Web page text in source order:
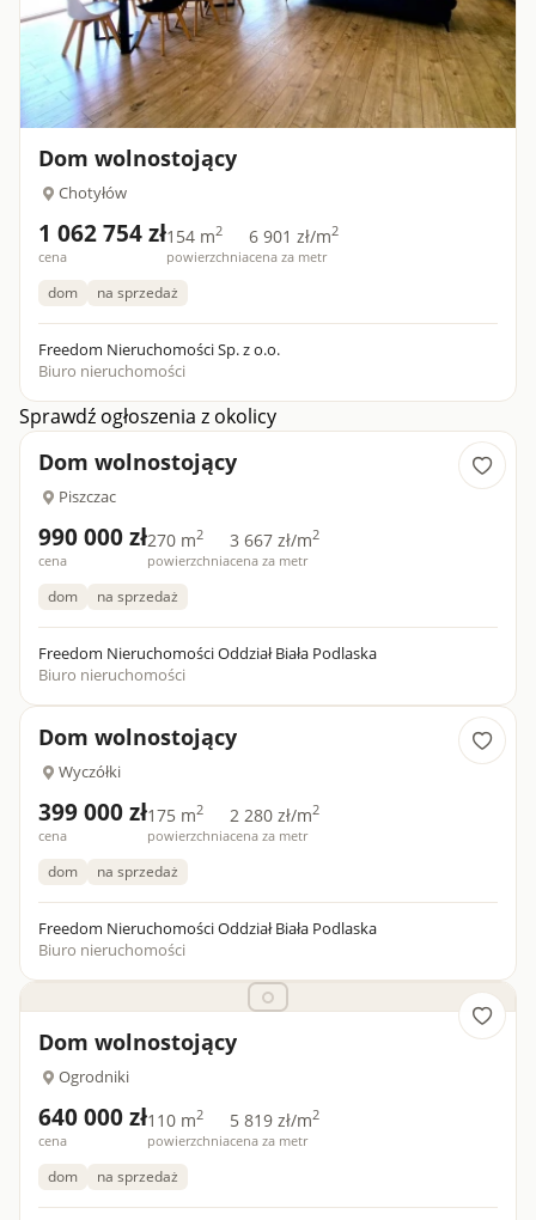
Dom wolnostojący
Chotyłów
1 062 754 zł
cena
154 m2
powierzchnia
6 901 zł/m2
cena za metr
dom na sprzedaż
Freedom Nieruchomości Sp. z o.o.
Biuro nieruchomości
Sprawdź ogłoszenia z okolicy
Dom wolnostojący
Piszczac
990 000 zł
cena
270 m2
powierzchnia
3 667 zł/m2
cena za metr
dom na sprzedaż
Freedom Nieruchomości Oddział Biała Podlaska
Biuro nieruchomości
Dom wolnostojący
Wyczółki
399 000 zł
cena
175 m2
powierzchnia
2 280 zł/m2
cena za metr
dom na sprzedaż
Freedom Nieruchomości Oddział Biała Podlaska
Biuro nieruchomości
Dom wolnostojący
Ogrodniki
640 000 zł
cena
110 m2
powierzchnia
5 819 zł/m2
cena za metr
dom na sprzedaż